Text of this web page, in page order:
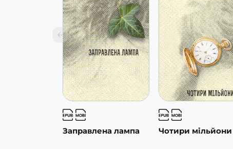
Заправлена лампа Чотири мільйони